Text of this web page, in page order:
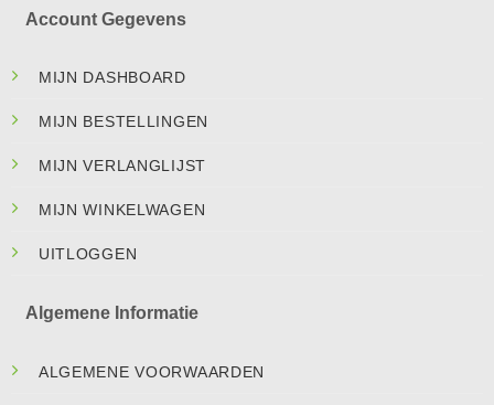
Account Gegevens
MIJN DASHBOARD
MIJN BESTELLINGEN
MIJN VERLANGLIJST
MIJN WINKELWAGEN
UITLOGGEN
Algemene Informatie
ALGEMENE VOORWAARDEN